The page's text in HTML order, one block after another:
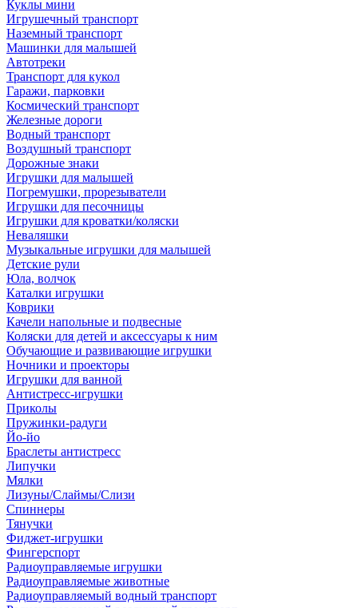
Куклы мини
Игрушечный транспорт
Наземный транспорт
Машинки для малышей
Автотреки
Транспорт для кукол
Гаражи, парковки
Космический транспорт
Железные дороги
Водный транспорт
Воздушный транспорт
Дорожные знаки
Игрушки для малышей
Погремушки, прорезыватели
Игрушки для песочницы
Игрушки для кроватки/коляски
Неваляшки
Музыкальные игрушки для малышей
Детские рули
Юла, волчок
Каталки игрушки
Коврики
Качели напольные и подвесные
Коляски для детей и аксессуары к ним
Обучающие и развивающие игрушки
Ночники и проекторы
Игрушки для ванной
Антистресс-игрушки
Приколы
Пружинки-радуги
Йо-йо
Браслеты антистресс
Липучки
Мялки
Лизуны/Слаймы/Слизи
Спиннеры
Тянучки
Фиджет-игрушки
Фингерспорт
Радиоуправляемые игрушки
Радиоуправляемые животные
Радиоуправляемый водный транспорт